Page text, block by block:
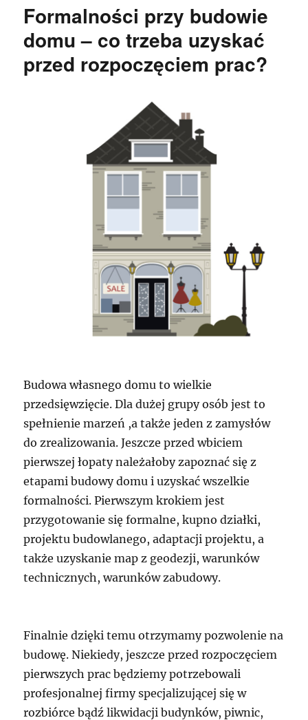
Formalności przy budowie
domu – co trzeba uzyskać
przed rozpoczęciem prac?
Budowa własnego domu to wielkie
przedsięwzięcie. Dla dużej grupy osób jest to
spełnienie marzeń ,a także jeden z zamysłów
do zrealizowania. Jeszcze przed wbiciem
pierwszej łopaty należałoby zapoznać się z
etapami budowy domu i uzyskać wszelkie
formalności. Pierwszym krokiem jest
przygotowanie się formalne, kupno działki,
projektu budowlanego, adaptacji projektu, a
także uzyskanie map z geodezji, warunków
technicznych, warunków zabudowy.
Finalnie dzięki temu otrzymamy pozwolenie na
budowę. Niekiedy, jeszcze przed rozpoczęciem
pierwszych prac będziemy potrzebowali
profesjonalnej firmy specjalizującej się w
rozbiórce bądź likwidacji budynków, piwnic,